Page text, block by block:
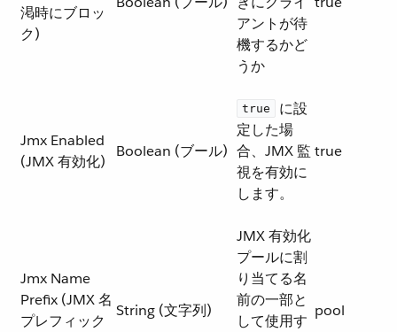
渇時にブロッ
ク)
アントが待
機するかど
うか
Jmx Enabled
(JMX 有効化)
Boolean (ブール)
true
​ に設
定した場
合、JMX 監
視を有効に
します。
true
Jmx Name
Prefix (JMX 名
プレフィック
String (文字列)
JMX 有効化
プールに割
り当てる名
前の一部と
して使用す
pool